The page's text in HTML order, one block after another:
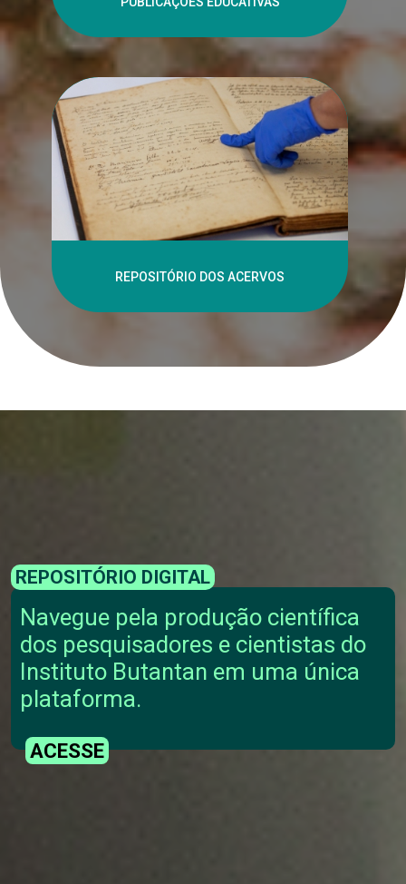
REPOSITÓRIO DOS ACERVOS
REPOSITÓRIO DIGITAL
Navegue pela produção científica
dos pesquisadores e cientistas do
Instituto Butantan em uma única
plataforma.
ACESSE